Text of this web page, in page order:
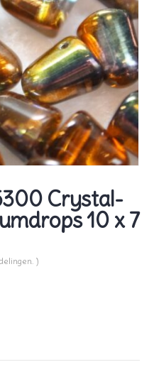
Crystal-
10 x 7
)